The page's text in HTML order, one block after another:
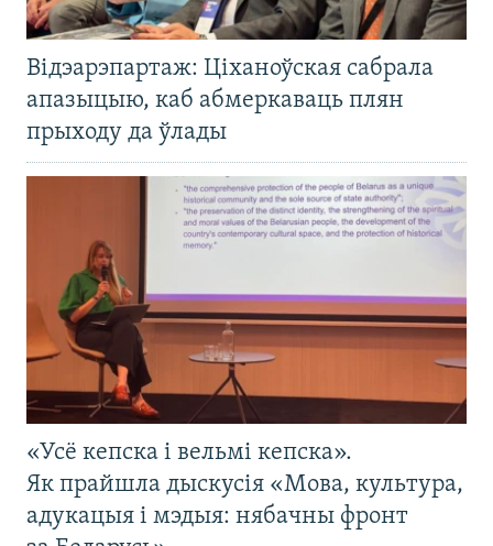
Відэарэпартаж: Ціханоўская сабрала
апазыцыю, каб абмеркаваць плян
прыходу да ўлады
«Усё кепска і вельмі кепска».
Як прайшла дыскусія «Мова, культура,
адукацыя і мэдыя: нябачны фронт